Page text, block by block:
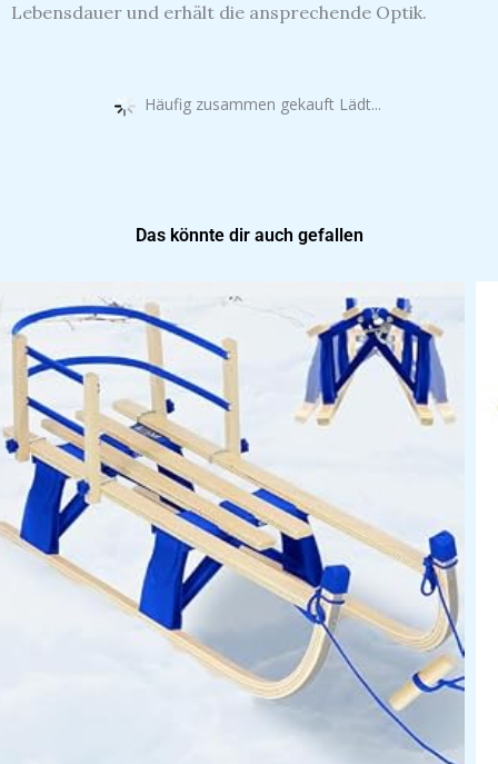
Lebensdauer und erhält die ansprechende Optik.
Häufig zusammen gekauft Lädt...
Das könnte dir auch gefallen